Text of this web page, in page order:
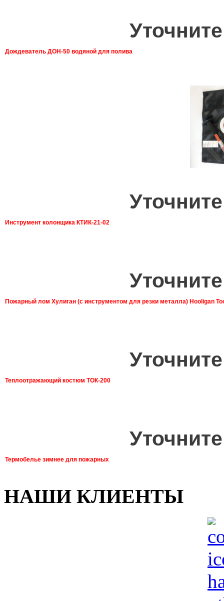
Дождеватель ДОН-50 водяной для полива
Инструмент колонщика КТИК-21-02
Пожарный лом Хулиган (с инструментом для резки металла) Hooligan
Теплоотражающий костюм ТОК-200
Термобелье зимнее для пожарных
НАШИ КЛИЕНТЫ